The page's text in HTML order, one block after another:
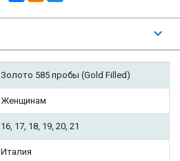
Золото 585 пробы (Gold Filled)
Женщинам
16, 17, 18, 19, 20, 21
Италия